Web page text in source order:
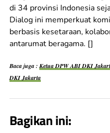
di 34 provinsi Indonesia
Dialog ini memperkuat
berbasis kesetaraan,
antarumat beragama. []
Baca juga : Ketua DPW ABI DKI
DKI Jakarta
Bagikan ini: